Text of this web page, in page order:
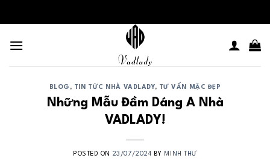
to
BLOG , TIN TỨC NHÀ VADLADY, TƯ VẤN MẶC ĐẸP
Những Mẫu Đầm Dáng A Nhà
VADLADY!
POSTED ON 23/07/2024 BY MINH THƯ